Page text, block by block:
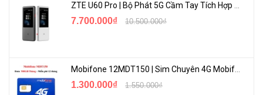
Một cổng WAN SFP gigabit, một cổng WAN RJ45 gigabit và hai
đa WAN phân phối các luồng dữ liệu theo tỷ lệ băng thông của mọi
cổng WAN để nâng cao tỷ lệ sử dụng của băng thông rộng đa
ZTE U60 Pro | Bộ Phát 5G Cầm Tay Tích Hợp Công Nghệ WiFi 7, Pin 10000mAh
7.700.000₫ 10.500.000₫
1.300.000₫ 1.550.000₫